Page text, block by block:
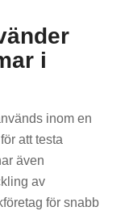
i
inom en
att testa
även
av
för snabb